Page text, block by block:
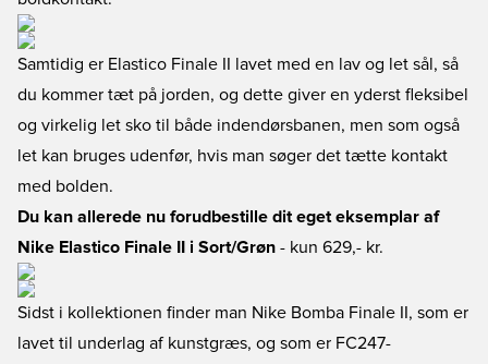
Samtidig er Elastico Finale II lavet med en lav og let sål, så
du kommer tæt på jorden, og dette giver en yderst fleksibel
og virkelig let sko til både indendørsbanen, men som også
let kan bruges udenfør, hvis man søger det tætte kontakt
med bolden.
Du kan allerede nu forudbestille dit eget eksemplar af
Nike Elastico Finale II i Sort/Grøn - kun 629,- kr.
Sidst i kollektionen finder man Nike Bomba Finale II, som er
lavet til underlag af kunstgræs, og som er FC247-